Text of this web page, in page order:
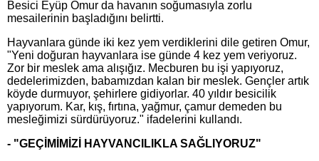
Besici Eyüp Omur da havanın soğumasıyla zorlu
mesailerinin başladığını belirtti.
Hayvanlara günde iki kez yem verdiklerini dile getiren Omur,
"Yeni doğuran hayvanlara ise günde 4 kez yem veriyoruz.
Zor bir meslek ama alışığız. Mecburen bu işi yapıyoruz,
dedelerimizden, babamızdan kalan bir meslek. Gençler artık
köyde durmuyor, şehirlere gidiyorlar. 40 yıldır besicilik
yapıyorum. Kar, kış, fırtına, yağmur, çamur demeden bu
mesleğimizi sürdürüyoruz." ifadelerini kullandı.
- "GEÇİMİMİZİ HAYVANCILIKLA SAĞLIYORUZ"